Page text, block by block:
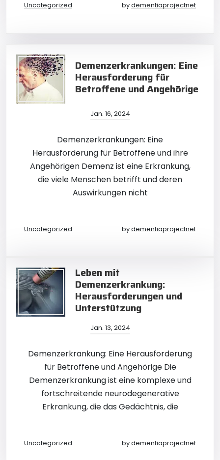
Uncategorized bydementiaprojectnet
Demenzerkrankungen: Eine
Herausforderung für
Betroffene und Angehörige
Jan. 16, 2024
Demenzerkrankungen: Eine
Herausforderung für Betroffene und ihre
Angehörigen Demenz ist eine Erkrankung,
die viele Menschen betrifft und deren
Auswirkungen nicht
Uncategorized bydementiaprojectnet
Leben mit
Demenzerkrankung:
Herausforderungen und
Unterstützung
Jan. 13, 2024
Demenzerkrankung: Eine Herausforderung
für Betroffene und Angehörige Die
Demenzerkrankung ist eine komplexe und
fortschreitende neurodegenerative
Erkrankung, die das Gedächtnis, die
Uncategorized bydementiaprojectnet